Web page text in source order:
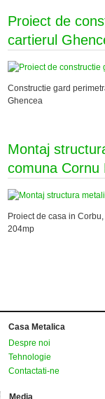
Proiect de
cartierul
Constructie gard
Ghencea
Montaj
comuna Cornu
Proiect de casa in
204mp
Casa Metalica
Despre noi
Tehnologie
Contactati-ne
Media